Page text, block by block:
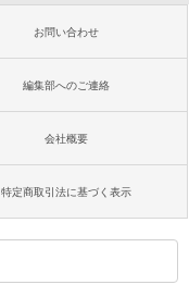
お問い合わせ
編集部へのご連絡
会社概要
特定商取引法に基づく表示